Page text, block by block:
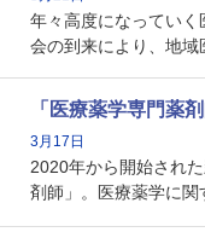
年々高度になってい
会の到来により、地域
で、重要度が増して
資格です。認定薬剤
なのでしょうか。それ
メリットがあるのでし
「医療薬学専門薬
3月17日
2020年から開始され
剤師」。医療薬学に関